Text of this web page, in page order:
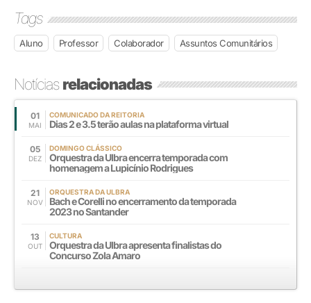
Tags
Aluno Professor Colaborador Assuntos Comunitários
Notíciasrelacionadas
01
MAI
COMUNICADO DA REITORIA
Dias 2 e 3.5 terão aulas na plataforma virtual
05
DEZ
DOMINGO CLÁSSICO
Orquestra da Ulbra encerra temporada com
homenagem a Lupicínio Rodrigues
21
NOV
ORQUESTRA DA ULBRA
Bach e Corelli no encerramento da temporada
2023 no Santander
13
OUT
CULTURA
Orquestra da Ulbra apresenta finalistas do
Concurso Zola Amaro